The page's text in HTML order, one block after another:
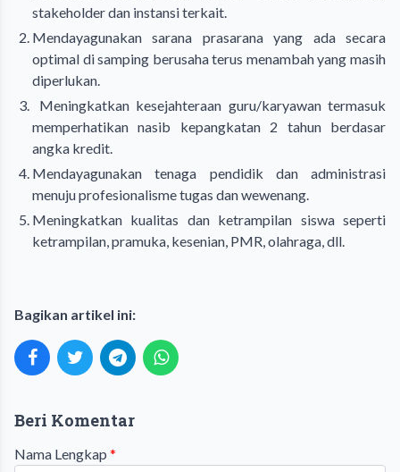
stakeholder dan instansi terkait.
Mendayagunakan sarana prasarana yang ada secara
optimal di samping berusaha terus menambah yang masih
diperlukan.
Meningkatkan kesejahteraan guru/karyawan termasuk
memperhatikan nasib kepangkatan 2 tahun berdasar
angka kredit.
Mendayagunakan tenaga pendidik dan administrasi
menuju profesionalisme tugas dan wewenang.
Meningkatkan kualitas dan ketrampilan siswa seperti
ketrampilan, pramuka, kesenian, PMR, olahraga, dll.
Bagikan artikel ini:
Beri Komentar
Nama Lengkap *